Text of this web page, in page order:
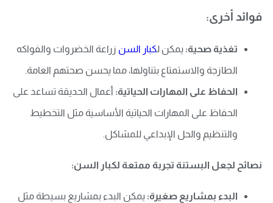
فوائد أخرى:
تغذية صحية: يمكن لكبار السن زراعة الخضروات والفواكه
الطازجة والاستمتاع بتناولها، مما يحسن صحتهم العامة.
الحفاظ على المهارات الحياتية: أعمال الحديقة تساعد على
الحفاظ على المهارات الحياتية الأساسية مثل التخطيط
والتنظيم والحل الإبداعي للمشاكل.
نصائح لجعل البستنة تجربة ممتعة لكبار السن:
البدء بمشاريع صغيرة: يمكن البدء بمشاريع بسيطة مثل